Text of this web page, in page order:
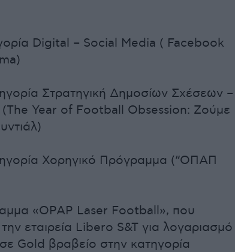
Digital – Social Media ( Facebook
Στρατηγική Δημοσίων Σχέσεων –
Year of Football Obsession: Ζούμε
Χορηγικό Πρόγραμμα (“ΟΠΑΠ
«OPAP Laser Football», που
εταιρεία Libero S&T για λογαριασμό
Gold βραβείο στην κατηγορία